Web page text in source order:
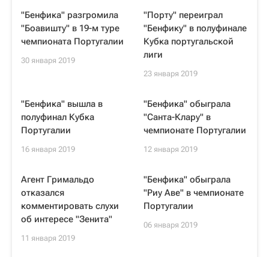
"Бенфика" разгромила
"Боавишту" в 19-м туре
чемпионата Португалии
30 января 2019
"Порту" переиграл
"Бенфику" в полуфинале
Кубка португальской
лиги
23 января 2019
"Бенфика" вышла в
полуфинал Кубка
Португалии
16 января 2019
"Бенфика" обыграла
"Санта-Клару" в
чемпионате Португалии
12 января 2019
Агент Гримальдо
отказался
комментировать слухи
об интересе "Зенита"
11 января 2019
"Бенфика" обыграла
"Риу Аве" в чемпионате
Португалии
06 января 2019